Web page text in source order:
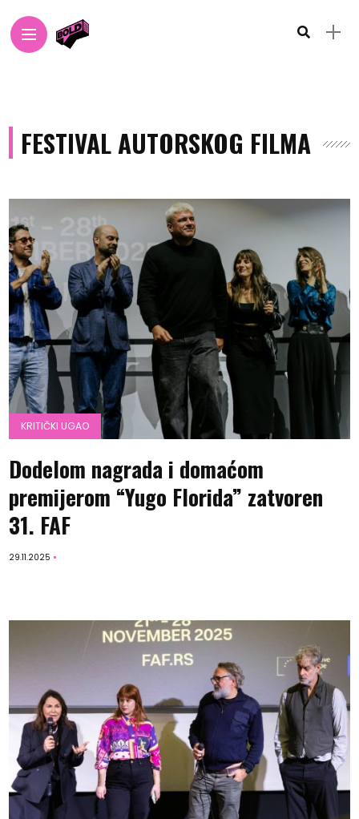
FESTIVAL AUTORSKOG FILMA
KRITIČKI UGAO
Dodelom nagrada i domaćom
premijerom “Yugo Florida” zatvoren
31. FAF
29.11.2025